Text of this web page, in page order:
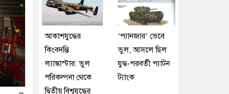
আকাশযুদ্ধের
কিংবদন্তি
ল্যাঙ্কাস্টার: ভুল
পরিকল্পনা থেকে
দ্বিতীয় বিশ্বযুদ্ধের
‘প্যানজার’ ভেবে
ভুল, আসলে ছিল
যুদ্ধ-পরবর্তী প্যাটন
ট্যাংক